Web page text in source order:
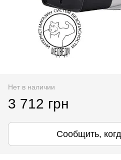
Нет в наличии
3 712 грн
Сообщить,